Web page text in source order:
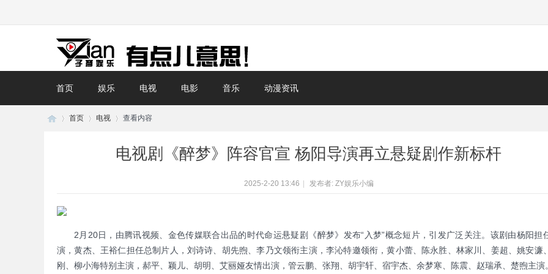
首页 娱乐 电视 电影 音乐 动漫资讯
首页 电视 查看内容
电视剧《醉梦》阵容官宣 杨阳导演再立悬疑剧作新标杆
2025-2-20 13:46 发布者: ZY娱乐小编
2月20日，由腾讯视频、金色传媒联合出品的时代命运悬疑剧《醉梦》发布“入梦”概念短片，引发广泛关注。该剧由杨阳担
演，黄杰、王裕仁担任总制片人，刘诗诗、胡先煦、李乃文领衔主演，李沁特邀领衔，黄小蕾、陈永胜、林家川、姜超、姚安濂
刚、柳小海特别主演，郝平、颖儿、胡明、艾丽娅友情出演，管云鹏、张翔、胡宇轩、宿宇杰、余梦寒、陈震、赵瑞承、楚煦主